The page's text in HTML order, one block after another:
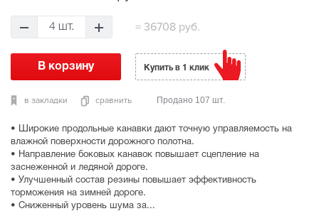
• Широкие продольные канавки дают точную управляемость на
влажной поверхности дорожного полотна.
• Направление боковых канавок повышает сцепление на
заснеженной и ледяной дороге.
• Улучшенный состав резины повышает эффективность
торможения на зимней дороге.
• Сниженный уровень шума за...
4 шт. = 36708 руб.
в закладки сравнить
Купить в 1 клик
Продано 107 шт.